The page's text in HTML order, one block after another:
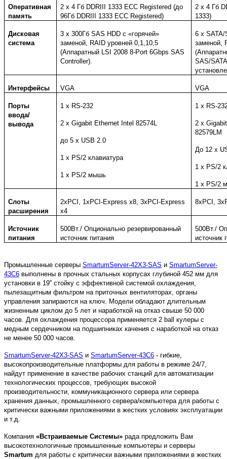
Оперативная
память
2 x 4 Гб DDRIII 1333 ECC Registered (до
96Гб DDRIII 1333 ECC Registered)
2 x 4 Гб
1333)
Дисковая
система
3 x 300Гб SAS HDD с «горячей»
заменой, RAID уровней 0,1,10,5
(Аппаратный LSI 2008 8-Port 6Gbps SAS
Controller).
6 x SATA/
заменой,
SAS/
Интерфейсы VGA VGA
Порты
ввода/
вывода
1 x RS-232
2 x Gigabit Ethernet Intel 82574L
до 5 x USB 2.0
1 x PS/2 клавиатура
1 x PS/2 мышь
1 x RS-
2 x
82579LM
До 12 x
1 x PS/2
1 x PS/2
Слоты
расширения
2xPCI, 1xPCI-Express x8, 3xPCI-Express
x4
8xPCI,
Источник
питания
500Вт./ Опционально резервированный
источник питания
500Вт./
источник
Промышленные серверы SmartumServer-42X3-SAS и SmartumServer-
43C6 выполнены в прочных стальных корпусах глубиной 452 мм для
установки в 19'' стойку с эффективной системой охлаждения,
пылезащитным фильтром на приточных вентиляторах, органы
управления запираются на ключ. Модели обладают длительным
жизненным циклом до 5 лет и наработкой на отказ свыше 50 000
часов. Для охлаждения процессора применяется 2 ball кулеры с
медным сердечником на подшипниках качения с наработкой на отказ
не менее 50 000 часов.
SmartumServer-42X3-SAS и SmartumServer-43C6 - гибкие,
высокопроизводительные платформы для работы в режиме 24/7,
найдут применение в качестве рабочих станций для автоматизации
технологических процессов, требующих высокой
производительности, коммуникационного сервера или сервера
хранения данных, промышленного сервера/компьютера для работы с
критически важными приложениями в жестких условиях эксплуатации
и т.д.
Компания «Встраиваемые Системы» рада предложить Вам
высокотехнологичные промышленные компьютеры и серверы
Smartum для работы с критически важными приложениями в жестких